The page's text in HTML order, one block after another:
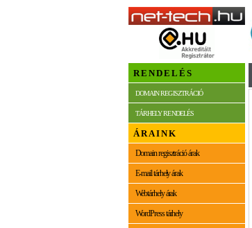
RENDELÉS
DOMAIN REGISZTRÁCIÓ
TÁRHELY RENDELÉS
ÁRAINK
Domain regisztráció árak
E-mail tárhely árak
Webtárhely árak
WordPress tárhely